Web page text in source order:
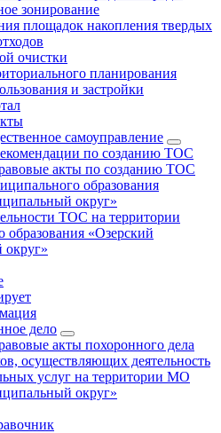
зонирование
площадок накопления твердых
очистки
планирования
и застройки
самоуправление
по созданию ТОС
акты по созданию ТОС
образования
округ»
ТОС на территории
образования «Озерский
дело
акты похоронного дела
осуществляющих деятельность
услуг на территории МО
округ»